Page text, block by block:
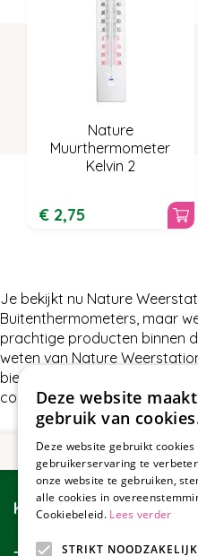
Nature
Muurthermometer
Kelvin 2
€ 2,75
Je bekijkt nu Nature
Buitenthermometers, maar
prachtige producten binnen
weten van Nature
bieden hebben in
contact met ons op.
Klantenservice
Deze website maakt
gebruik van
Deze website gebruikt cookies
gebruikerservaring te
onze website te gebruiken,
alle cookies in
Cookiebeleid. Lees verder
STRIKT NOODZAKELIJK